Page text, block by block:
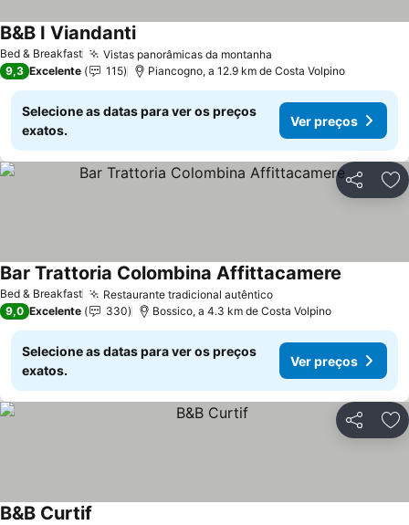
Bed & Breakfast Vistas panorâmicas da montanha
B&B I Viandanti
9,3 Excelente 115 Piancogno, a 12.9 km de Costa Volpino
Selecione as datas para ver os preços
exatos.
Ver preços
Partilhar
Bed & Breakfast Restaurante tradicional autêntico
Bar Trattoria Colombina Affittacamere
9,0 Excelente 330 Bossico, a 4.3 km de Costa Volpino
Selecione as datas para ver os preços
exatos.
Ver preços
Partilhar
B&B Curtif